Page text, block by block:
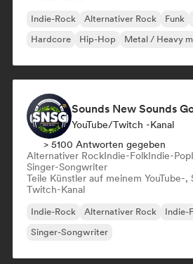
Indie-Rock Alternativer Rock Funk
Hardcore
Hip-Hop Metal / Heavy
Sounds New Sounds
YouTube/Twitch -Kanal
> 5100 Antworten gegeben
Alternativer RockIndie-FolkIndie-Pop
Singer-Songwriter
Teile Künstler auf meinem YouTube-
Twitch-Kanal
Indie-Rock Alternativer Rock Indie-
Singer-Songwriter